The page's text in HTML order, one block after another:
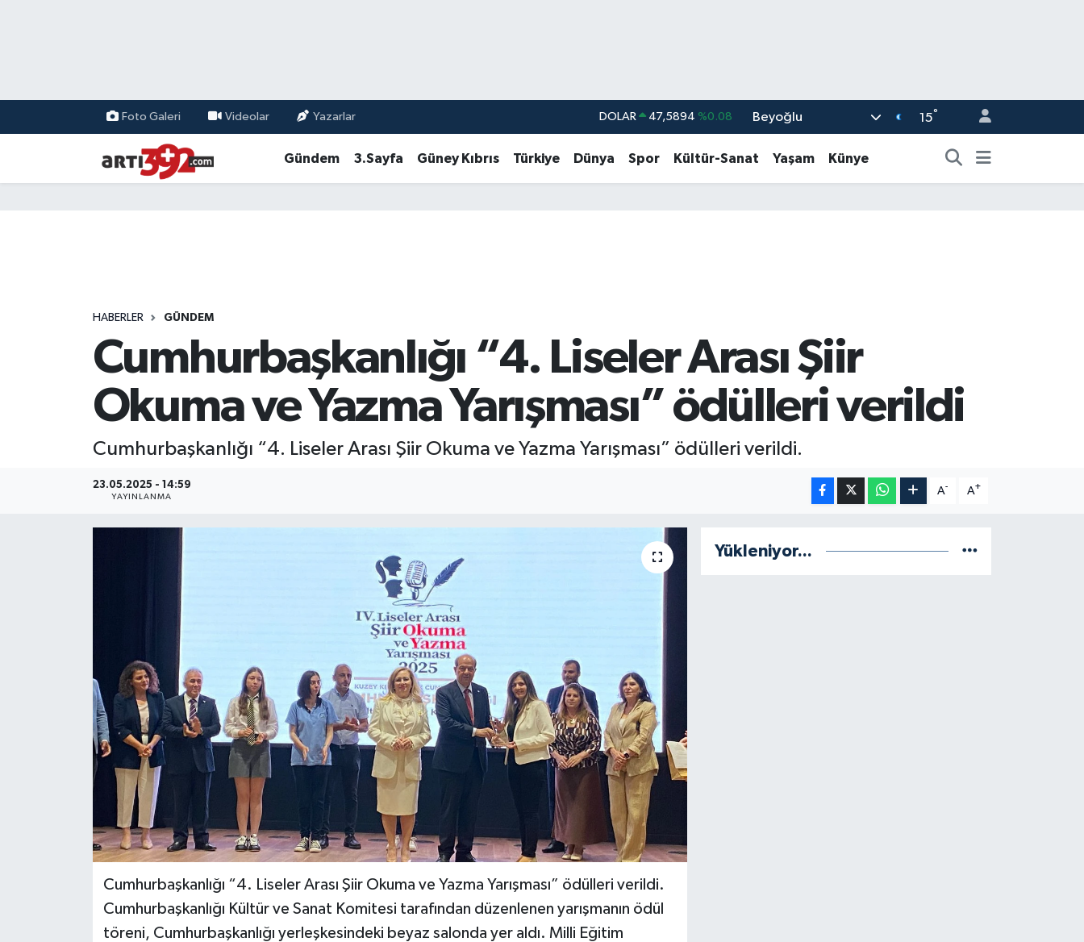
Foto Galeri Videolar Yazarlar DOLAR 47,5894 %0.08 Beyoğlu 15°
Gündem 3.Sayfa Güney Kıbrıs Türkiye Dünya Spor Kültür-Sanat Yaşam Künye
HABERLER GÜNDEM
Cumhurbaşkanlığı “4. Liseler Arası Şiir
Okuma ve Yazma Yarışması” ödülleri verildi
Cumhurbaşkanlığı “4. Liseler Arası Şiir Okuma ve Yazma Yarışması” ödülleri verildi.
23.05.2025 - 14:59
YAYINLANMA
A- A+
Cumhurbaşkanlığı “4. Liseler Arası Şiir Okuma ve Yazma Yarışması” ödülleri verildi.
Cumhurbaşkanlığı Kültür ve Sanat Komitesi tarafından düzenlenen yarışmanın ödül
töreni, Cumhurbaşkanlığı yerleşkesindeki beyaz salonda yer aldı. Milli Eğitim
Yükleniyor...